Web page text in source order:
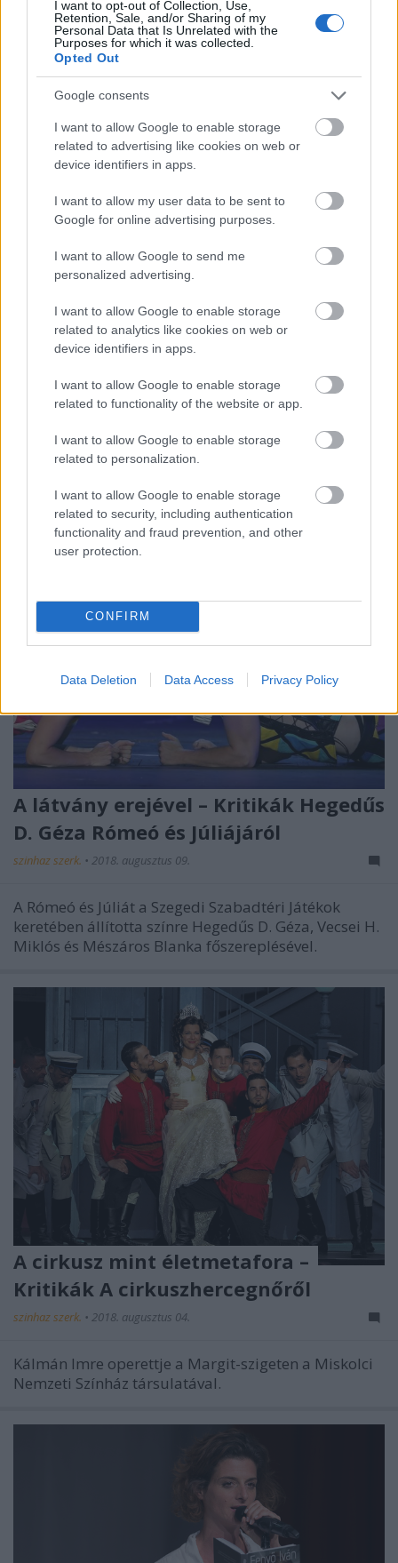
I want to opt-out of Collection, Use,
Retention, Sale, and/or Sharing of my
Personal Data that Is Unrelated with the
Purposes for which it was collected.
Opted Out
Google consents
I want to allow Google to enable storage
related to advertising like cookies on web or
device identifiers in apps.
I want to allow my user data to be sent to
Google for online advertising purposes.
I want to allow Google to send me
personalized advertising.
I want to allow Google to enable storage
related to analytics like cookies on web or
device identifiers in apps.
I want to allow Google to enable storage
related to functionality of the website or app.
I want to allow Google to enable storage
related to personalization.
I want to allow Google to enable storage
related to security, including authentication
functionality and fraud prevention, and other
user protection.
CONFIRM
Data Deletion Data Access Privacy Policy
előadásról megoszlanak a vélemények. Kritikai
szemle.
Öngyilkosok gyilkosai – Kritikák a
Forte Az öngyilkos című előadásáról
szinhaz szerk.•2018. szeptember 17.
Horváth Csaba rendezésében nagyon is időszerűnek
tűnik a majd százéves történet. Ebben egyetértenek a
kritikák. Van azonban, amiben nem.
A látvány erejével – Kritikák Hegedűs
D. Géza Rómeó és Júliájáról
szinhaz szerk. • 2018. augusztus 09.
A Rómeó és Júliát a Szegedi Szabadtéri Játékok
keretében állította színre Hegedűs D. Géza, Vecsei H.
Miklós és Mészáros Blanka főszereplésével.
A cirkusz mint életmetafora –
Kritikák A cirkuszhercegnőről
szinhaz szerk. • 2018. augusztus 04.
Kálmán Imre operettje a Margit-szigeten a Miskolci
Nemzeti Színház társulatával.